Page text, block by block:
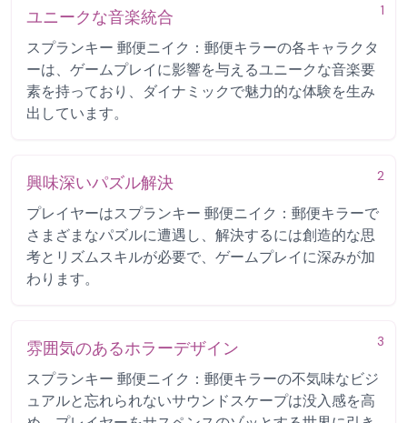
1
ユニークな音楽統合
スプランキー 郵便ニイク：郵便キラーの各キャラクタ
ーは、ゲームプレイに影響を与えるユニークな音楽要
素を持っており、ダイナミックで魅力的な体験を生み
出しています。
2
興味深いパズル解決
プレイヤーはスプランキー 郵便ニイク：郵便キラーで
さまざまなパズルに遭遇し、解決するには創造的な思
考とリズムスキルが必要で、ゲームプレイに深みが加
わります。
3
雰囲気のあるホラーデザイン
スプランキー 郵便ニイク：郵便キラーの不気味なビジ
ュアルと忘れられないサウンドスケープは没入感を高